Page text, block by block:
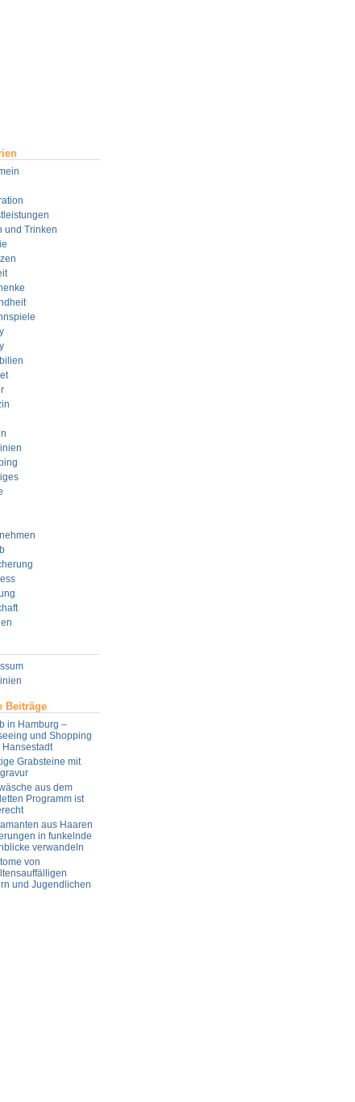
und Trinken
Beiträge
in Hamburg –
und Shopping
Hansestadt
Grabsteine mit
aus dem
Programm ist
aus Haaren
in funkelnde
verwandeln
von
und Jugendlichen